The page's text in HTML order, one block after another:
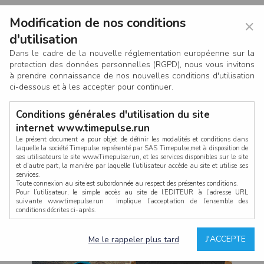
CONNEXION
×
Modification de nos conditions
d'utilisation
Dans le cadre de la nouvelle réglementation européenne sur la
protection des données personnelles (RGPD), nous vous invitons
à prendre connaissance de nos nouvelles conditions d'utilisation
ci-dessous et à les accepter pour continuer.
Conditions générales d'utilisation du site
internet www.timepulse.run
Le présent document a pour objet de définir les modalités et conditions dans
laquelle la société Timepulse représenté par SAS Timepulse,met à disposition de
ses utilisateurs le site www.Timepulse.run, et les services disponibles sur le site
et d’autre part, la manière par laquelle l’utilisateur accède au site et utilise ses
services.
Toute connexion au site est subordonnée au respect des présentes conditions.
Pour l’utilisateur, le simple accès au site de l’EDITEUR à l’adresse URL
suivante www.timepulse.run implique l’acceptation de l’ensemble des
conditions décrites ci-après.
La structure générale du site www.timepulse.run, par quelque procédé que ce
soit, sans l'autorisation préalable et par écrit de Fourcherot Mickael et/ou de ses
J'ACCEPTE
Me le rappeler plus tard